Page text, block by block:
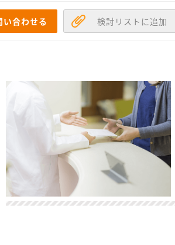
い合わせる 検討リストに追加